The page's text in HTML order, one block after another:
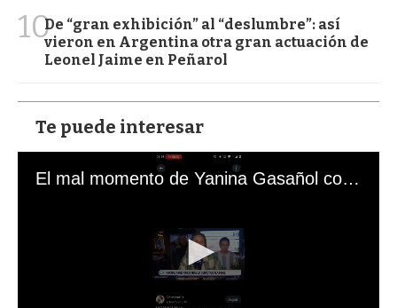
10De “gran exhibición” al “deslumbre”: así
vieron en Argentina otra gran actuación de
Leonel Jaime en Peñarol
Te puede interesar
El mal momento de Yanina Gasañol con un hincha argentino en "Subrayado"